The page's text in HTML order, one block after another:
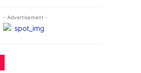
- Advertisement -